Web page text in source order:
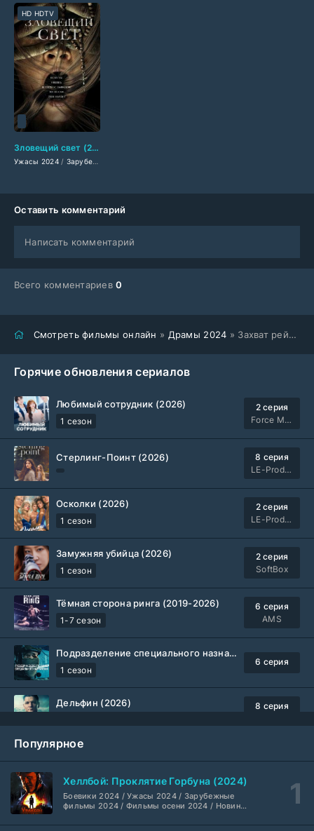
Зловещий свет (2024)
Ужасы 2024/ Зарубежные фильмы 2024
HD HDTV
Оставить комментарий
Написать комментарий
Всего комментариев0
Смотреть фильмы онлайн » Драмы 2024 » Захват рейса 601 (2024)
Горячие обновления сериалов
Любимый сотрудник (2026)
1 сезон
2 серия
Force Media
Стерлинг-Поинт (2026)
8 серия
LE-Production
Осколки (2026)
1 сезон
2 серия
LE-Production
Замужняя убийца (2026)
1 сезон
2 серия
SoftBox
Тёмная сторона ринга (2019-2026)
1-7 сезон
6 серия
AMS
Подразделение специального назначения (2026)
1 сезон
6 серия
Дельфин (2026)
8 серия
Шугар (2026)
Популярное
Хеллбой: Проклятие Горбуна (2024)
Боевики 2024 / Ужасы 2024 / Зарубежные
фильмы 2024 / Фильмы осени 2024 / Новинки
2024 / Американские фильмы / Фильмы